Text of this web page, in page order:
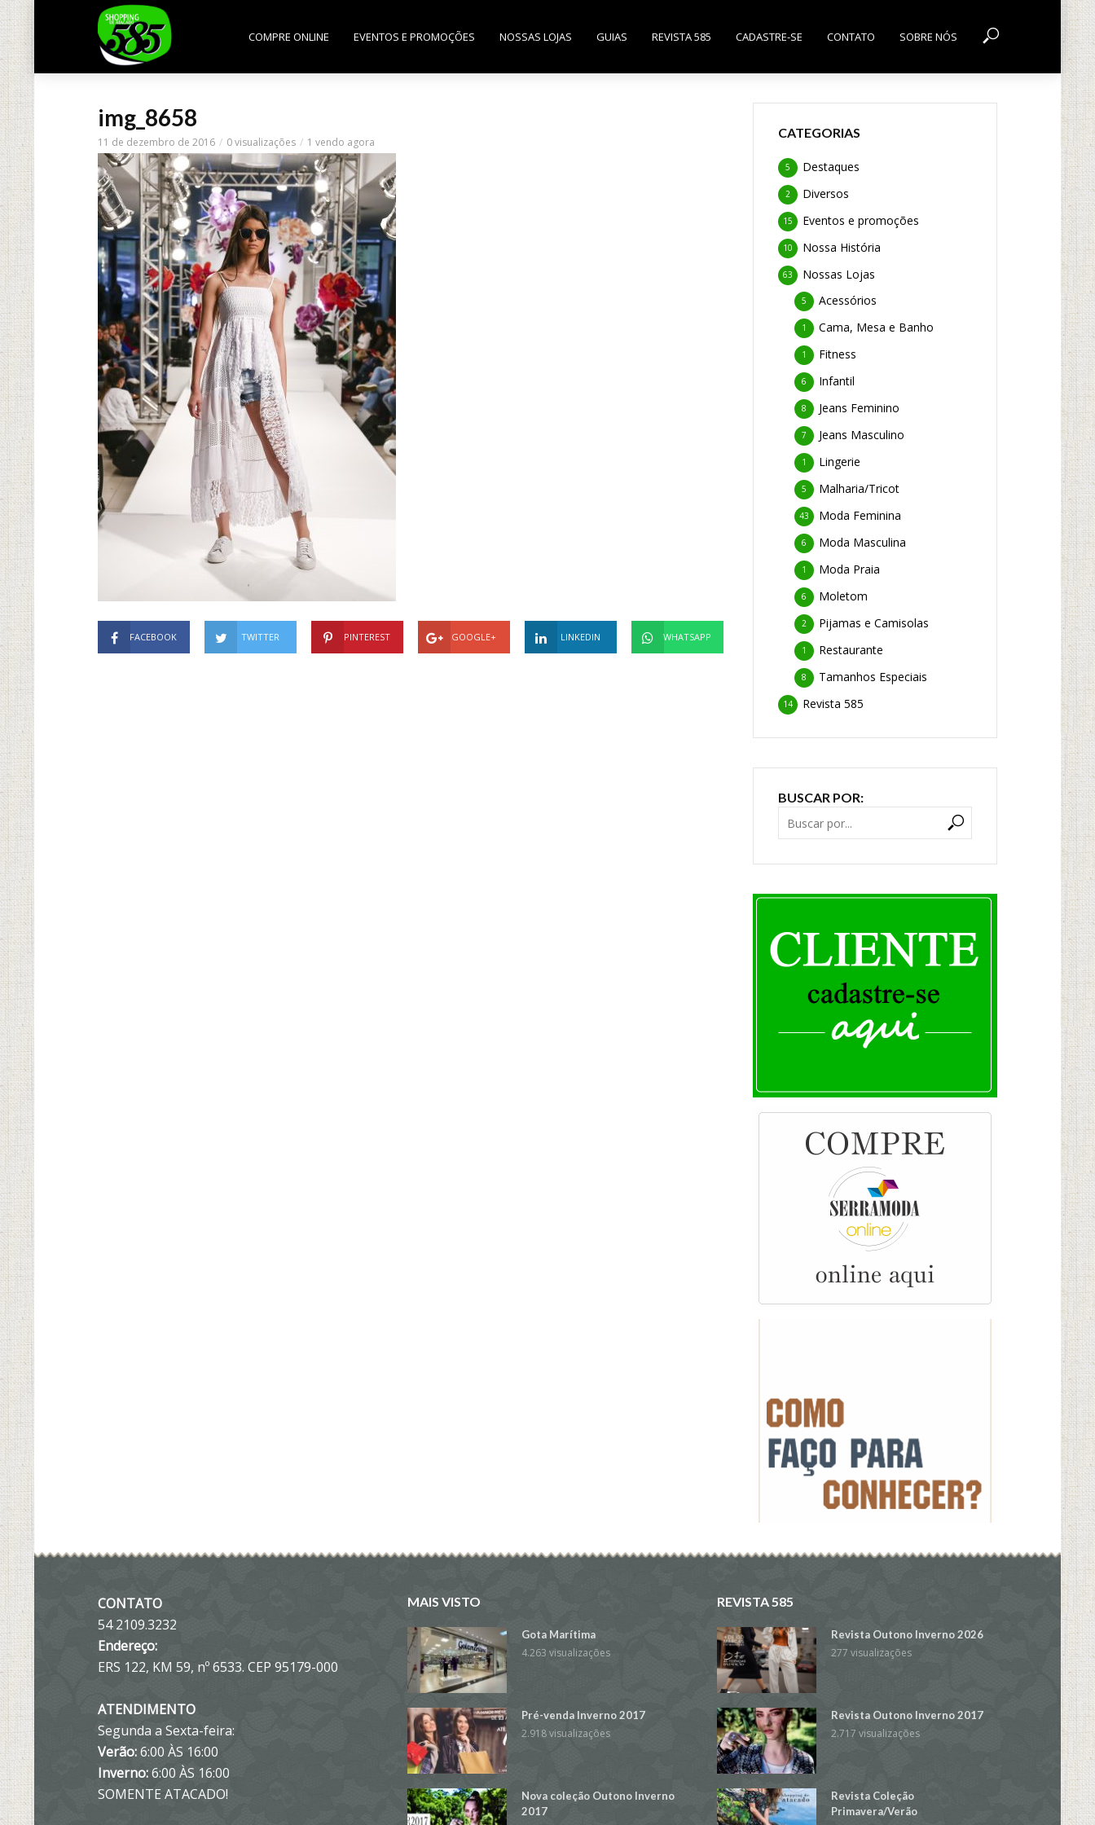
COMPRE ONLINE EVENTOS E PROMOÇÕES NOSSAS LOJAS GUIAS REVISTA 585 CADASTRE-SE CONTATO SOBRE NÓS
img_8658
11 de dezembro de 2016 0 visualizações 1 vendo agora
FACEBOOK TWITTER PINTEREST GOOGLE+ LINKEDIN WHATSAPP
CATEGORIAS
Destaques
5
Diversos
2
Eventos e promoções
15
Nossa História
10
Nossas Lojas
63
Acessórios
5
Cama, Mesa e Banho
1
Fitness
1
Infantil
6
Jeans Feminino
8
Jeans Masculino
7
Lingerie
1
Malharia/Tricot
5
Moda Feminina
43
Moda Masculina
6
Moda Praia
1
Moletom
6
Pijamas e Camisolas
2
Restaurante
1
Tamanhos Especiais
8
Revista 585
14
BUSCAR POR:
CONTATO
54 2109.3232
Endereço:
ERS 122, KM 59, nº 6533. CEP 95179-000
ATENDIMENTO
Segunda a Sexta-feira:
Verão:6:00 ÀS 16:00
Inverno:6:00 ÀS 16:00
SOMENTE ATACADO!
MAIS VISTO
Gota Marítima
4.263 visualizações
Pré-venda Inverno 2017
2.918 visualizações
Nova coleção Outono Inverno
2017
REVISTA 585
Revista Outono Inverno 2026
277 visualizações
Revista Outono Inverno 2017
2.717 visualizações
Revista Coleção
Primavera/Verão